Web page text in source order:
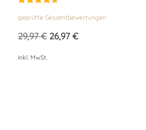
mit
von 5
geprüfte Gesamtbewertungen
29,97€ 26,97€
inkl. MwSt.